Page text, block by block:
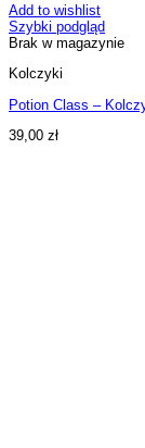
Add to wishlist
Szybki podgląd
Brak w magazynie
Kolczyki
Potion Class –
39,00 zł